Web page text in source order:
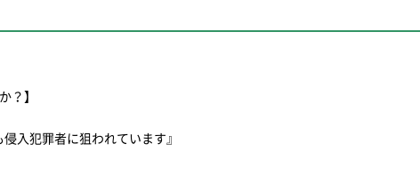
？】
侵入犯罪者に狙われています』